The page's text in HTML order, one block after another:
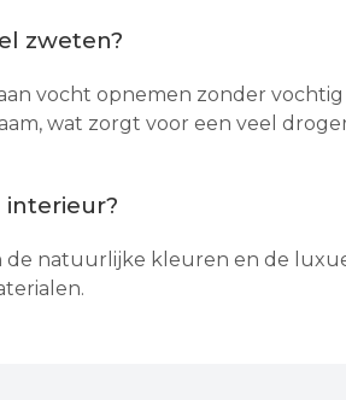
zweten?
vocht opnemen zonder
wat zorgt voor een veel
interieur?
de natuurlijke kleuren en de